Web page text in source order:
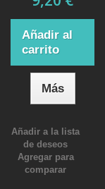
Añadir al
carrito
Más
Añadir a la lista
de deseos
Agregar para
comparar